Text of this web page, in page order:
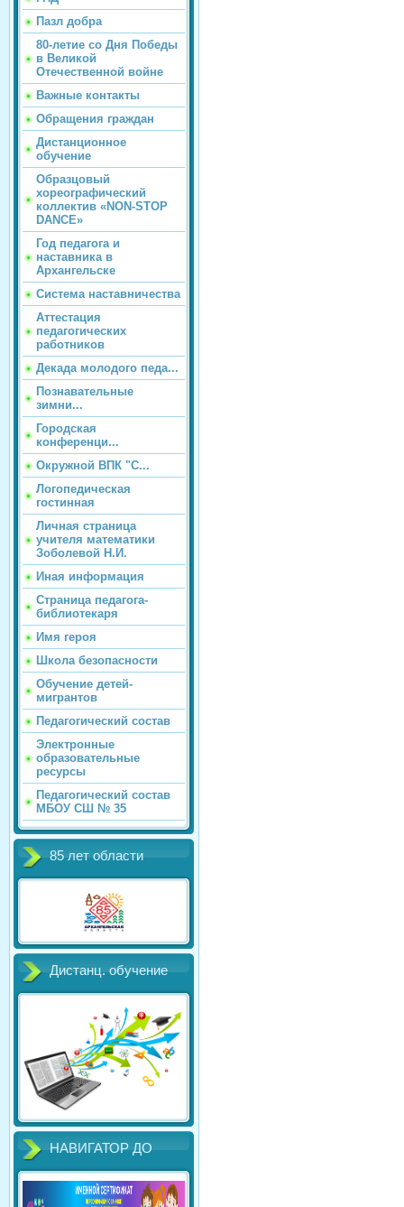
Пазл добра
80-летие со Дня Победы
в Великой
Отечественной войне
Важные контакты
Обращения граждан
Дистанционное
обучение
Образцовый
хореографический
коллектив «NON-STOP
DANCE»
Год педагога и
наставника в
Архангельске
Система наставничества
Аттестация
педагогических
работников
Декада молодого педа...
Познавательные
зимни...
Городская
конференци...
Окружной ВПК "С...
Логопедическая
гостинная
Личная страница
учителя математики
Зоболевой Н.И.
Иная информация
Страница педагога-
библиотекаря
Имя героя
Школа безопасности
Обучение детей-
мигрантов
Педагогический состав
Электронные
образовательные
ресурсы
Педагогический состав
МБОУ СШ № 35
85 лет области
Дистанц. обучение
НАВИГАТОР ДО